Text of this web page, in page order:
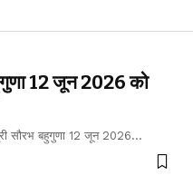
12 जून 2026 को
सौरभ बहुगुणा 12 जून 2026…